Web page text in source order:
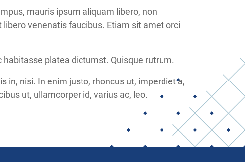
mauris ipsum aliquam libero, non
venenatis faucibus. Etiam sit amet orci
platea dictumst. Quisque rutrum.
in, nisi. In enim justo, rhoncus ut, imperdiet a,
ut, ullamcorper id, varius ac, leo.